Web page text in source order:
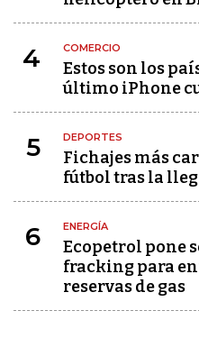
4 COMERCIO
Estos son los
último iPhone
5 DEPORTES
Fichajes más
fútbol tras la
6 ENERGÍA
Ecopetrol pone
fracking para
reservas de gas